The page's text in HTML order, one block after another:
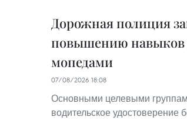
Дорожная полиция
повышению навыков
мопедами
07/08/2026 18:08
Основными целевыми
водительское удостоверение